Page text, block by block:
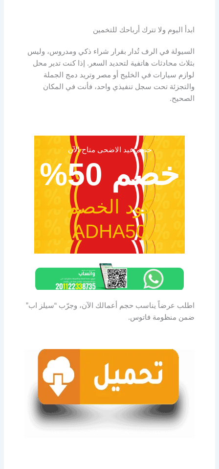
ابدأ اليوم ولا تترك أرباحك للتخمين
السيولة في الرف تُدار بقرار شراء ذكي ومدروس، وليس
بثلاث محادثات هاتفية لتحديد السعر. إذا كنت تدير محل
لوازم سيارات في الخليج أو مصر وتريد دمج الجملة
والتجزئة تحت سجل تنفيذي واحد، فأنت في المكان
الصحيح.
خصم عيد الاضحى متاح الآن
خصم 50%
كود الخصم
ADHA50
اطلب عرضاً يناسب حجم أعمالك الآن، وجرّب “سيلز اب”
ضمن منظومة فاتوس.